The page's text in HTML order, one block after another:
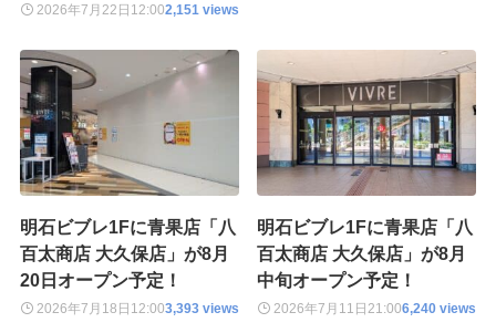
2026年7月22日 12:002,151 views
明石ビブレ1Fに青果店「八
百太商店 大久保店」が8月
20日オープン予定！
2026年7月18日 12:003,393 views
明石ビブレ1Fに青果店「八
百太商店 大久保店」が8月
中旬オープン予定！
2026年7月11日 21:006,240 views